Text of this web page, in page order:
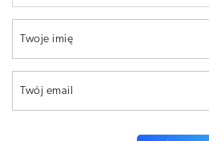
Twoje imię
Twój email